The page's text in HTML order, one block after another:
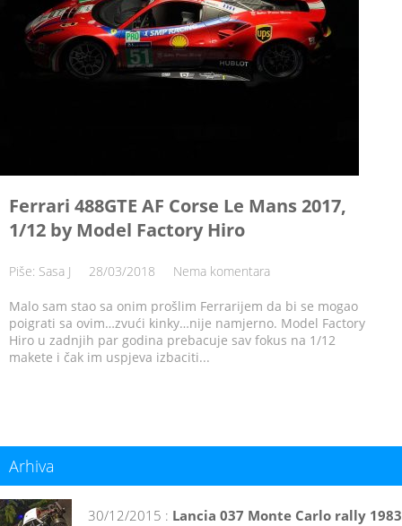
Ferrari 488GTE AF Corse Le Mans 2017,
1/12 by Model Factory Hiro
Piše: Sasa J 28/03/2018 Nema komentara
Malo sam stao sa onim prošlim Ferrarijem da bi se mogao
poigrati sa ovim…zvući kinky…nije namjerno. Model Factory
Hiro u zadnjih par godina prebacuje sav fokus na 1/12
makete i čak im uspjeva izbaciti...
Arhiva
30/12/2015 : Lancia 037 Monte Carlo rally